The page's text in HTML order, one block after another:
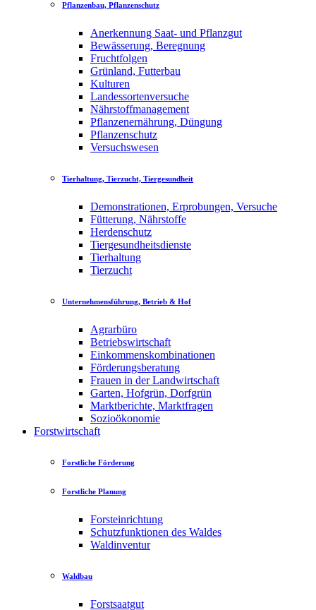
Pflanzenbau, Pflanzenschutz
Anerkennung Saat- und Pflanzgut
Bewässerung, Beregnung
Fruchtfolgen
Grünland, Futterbau
Kulturen
Landessortenversuche
Nährstoffmanagement
Pflanzenernährung, Düngung
Pflanzenschutz
Versuchswesen
Tierhaltung, Tierzucht, Tiergesundheit
Demonstrationen, Erprobungen, Versuche
Fütterung, Nährstoffe
Herdenschutz
Tiergesundheitsdienste
Tierhaltung
Tierzucht
Unternehmensführung, Betrieb & Hof
Agrarbüro
Betriebswirtschaft
Einkommenskombinationen
Förderungsberatung
Frauen in der Landwirtschaft
Garten, Hofgrün, Dorfgrün
Marktberichte, Marktfragen
Sozioökonomie
Forstwirtschaft
Forstliche Förderung
Forstliche Planung
Forsteinrichtung
Schutzfunktionen des Waldes
Waldinventur
Waldbau
Forstsaatgut